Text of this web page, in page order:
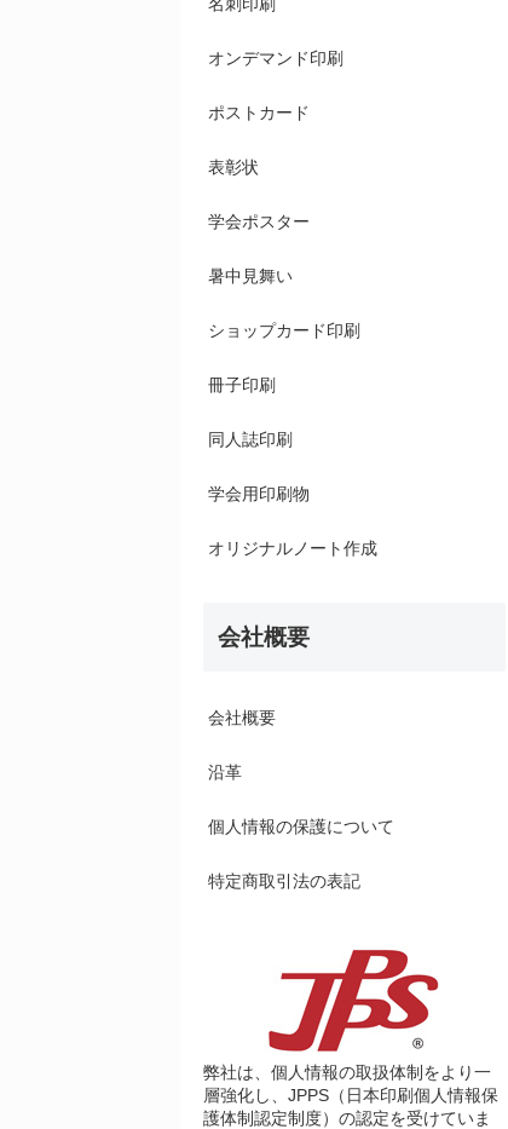
オンデマンド印刷
ポストカード
表彰状
学会ポスター
暑中見舞い
ショップカード印刷
冊子印刷
同人誌印刷
学会用印刷物
オリジナルノート作成
会社概要
会社概要
沿革
個人情報の保護について
特定商取引法の表記
弊社は、個人情報の取扱体制をより一
層強化し、JPPS（日本印刷個人情報保
護体制認定制度）の認定を受けていま